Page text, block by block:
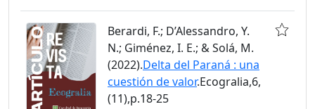
Berardi, F.; D’Alessandro, Y.
N.; Giménez, I. E.; & Solá, M.
(2022).Delta del Paraná : una
cuestión de valor.Ecogralia,6,
(11),p.18-25